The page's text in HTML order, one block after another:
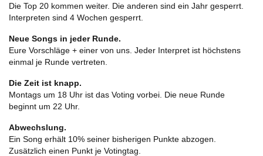
Die Top 20 kommen weiter. Die anderen sind ein Jahr gesperrt.
Interpreten sind 4 Wochen gesperrt.
Neue Songs in jeder Runde.
Eure Vorschläge + einer von uns. Jeder Interpret ist höchstens
einmal je Runde vertreten.
Die Zeit ist knapp.
Montags um 18 Uhr ist das Voting vorbei. Die neue Runde
beginnt um 22 Uhr.
Abwechslung.
Ein Song erhält 10% seiner bisherigen Punkte abzogen.
Zusätzlich einen Punkt je Votingtag.